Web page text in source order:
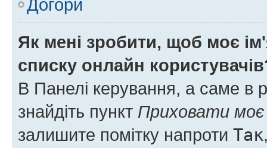
Догори
Як мені зробити, щоб моє
списку онлайн
В Панелі керування, а саме в
знайдіть пункт Приховати моє
залишите помітку напроти Так